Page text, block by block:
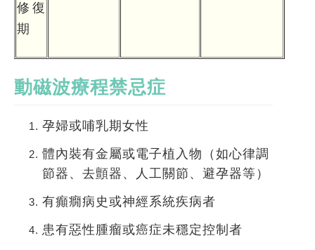
修復
期
動磁波療程禁忌症
孕婦或哺乳期女性
體內裝有金屬或電子植入物（如心律調
節器、去顫器、人工關節、避孕器等）
有癲癇病史或神經系統疾病者
患有惡性腫瘤或癌症未穩定控制者